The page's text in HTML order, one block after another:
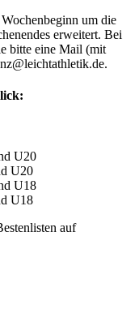
um die
erweitert. Bei
bitte eine Mail (mit
U20
U20
U18
U18
auf